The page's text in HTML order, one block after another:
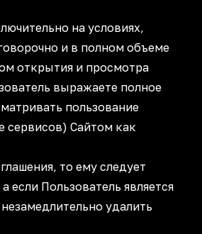
на условиях,
и в полном объеме
открытия и просмотра
выражаете полное
пользование
сервисов) Сайтом как
то ему следует
если Пользователь является
удалить